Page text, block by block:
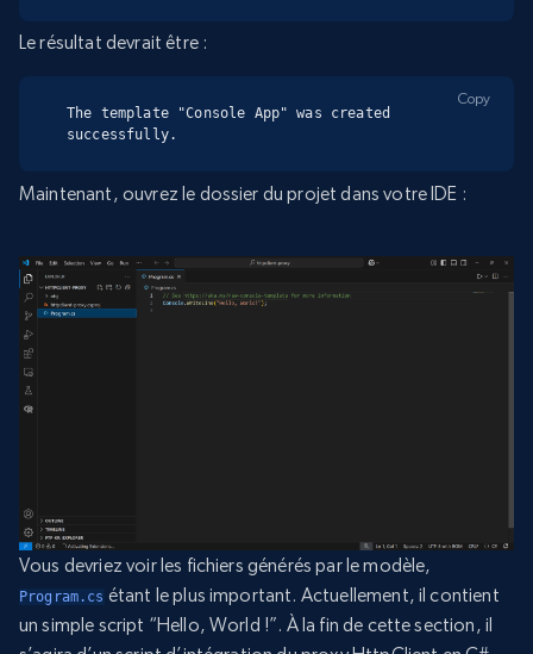
Le résultat devrait être :
The template "Console App" was created
successfully.
Copy
Maintenant, ouvrez le dossier du projet dans votre IDE :
Vous devriez voir les fichiers générés par le modèle,
Program.cs étant le plus important. Actuellement, il contient
un simple script “Hello, World !”. À la fin de cette section, il